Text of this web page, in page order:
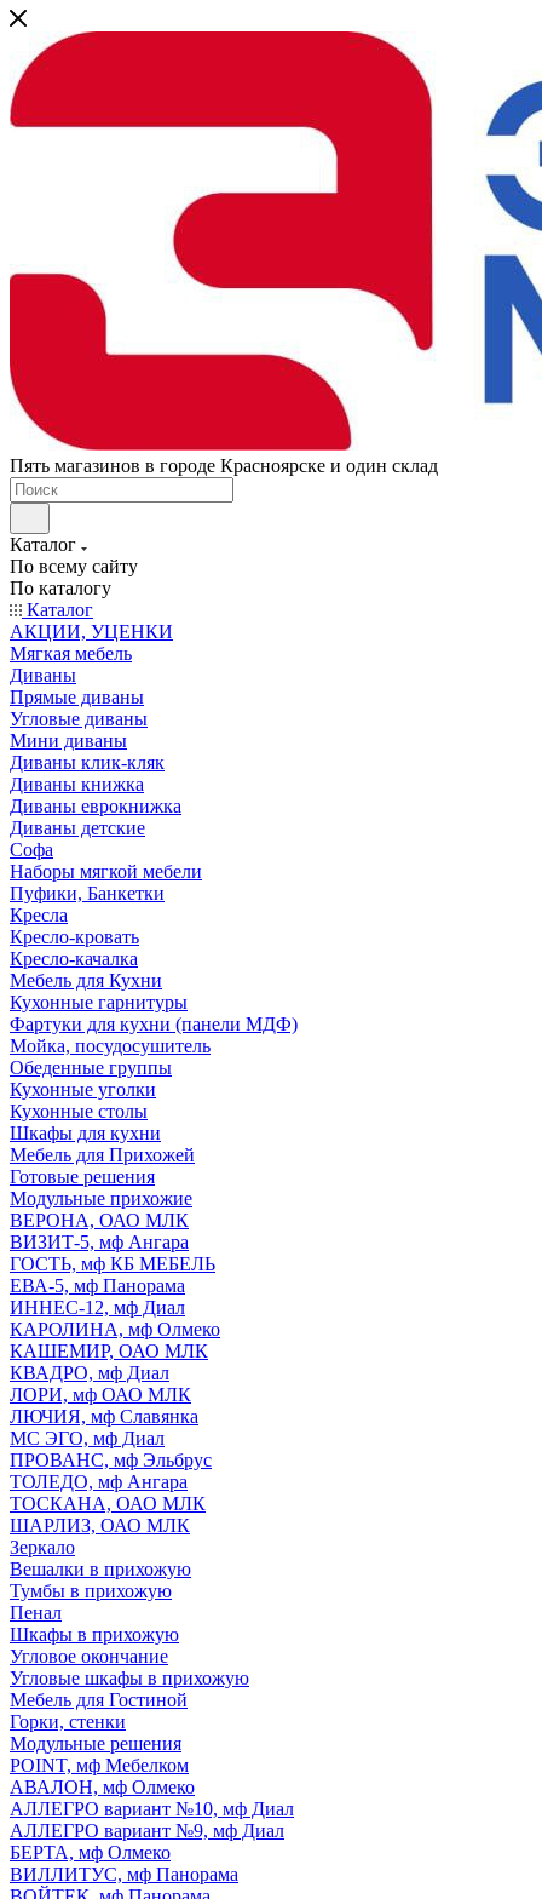
Пять магазинов в городе Красноярске и один склад
Каталог
По всему сайту
По каталогу
Каталог
АКЦИИ, УЦЕНКИ
Мягкая мебель
Диваны
Прямые диваны
Угловые диваны
Мини диваны
Диваны клик-кляк
Диваны книжка
Диваны еврокнижка
Диваны детские
Софа
Наборы мягкой мебели
Пуфики, Банкетки
Кресла
Кресло-кровать
Кресло-качалка
Мебель для Кухни
Кухонные гарнитуры
Фартуки для кухни (панели МДФ)
Мойка, посудосушитель
Обеденные группы
Кухонные уголки
Кухонные столы
Шкафы для кухни
Мебель для Прихожей
Готовые решения
Модульные прихожие
ВЕРОНА, ОАО МЛК
ВИЗИТ-5, мф Ангара
ГОСТЬ, мф КБ МЕБЕЛЬ
ЕВА-5, мф Панорама
ИННЕС-12, мф Диал
КАРОЛИНА, мф Олмеко
КАШЕМИР, ОАО МЛК
КВАДРО, мф Диал
ЛОРИ, мф ОАО МЛК
ЛЮЧИЯ, мф Славянка
МС ЭГО, мф Диал
ПРОВАНС, мф Эльбрус
ТОЛЕДО, мф Ангара
ТОСКАНА, ОАО МЛК
ШАРЛИЗ, ОАО МЛК
Зеркало
Вешалки в прихожую
Тумбы в прихожую
Пенал
Шкафы в прихожую
Угловое окончание
Угловые шкафы в прихожую
Мебель для Гостиной
Горки, стенки
Модульные решения
POINT, мф Мебелком
АВАЛОН, мф Олмеко
АЛЛЕГРО вариант №10, мф Диал
АЛЛЕГРО вариант №9, мф Диал
БЕРТА, мф Олмеко
ВИЛЛИТУС, мф Панорама